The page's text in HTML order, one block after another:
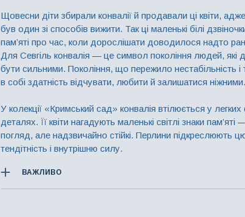
Щовесни діти збирали конвалії й продавали ці квіти,
був один зі способів вижити. Так ці маленькі білі
пам’яті про час, коли дорослішати доводилося надто
Для Севгіль конвалія — це символ покоління людей, які
бути сильними. Покоління, що пережило нестабільність
в собі здатність відчувати, любити й залишатися ніжними.
У колекції «Кримський сад» конвалія втілюється у
деталях. Її квіти нагадують маленькі світлі знаки пам’яті
погляд, але надзвичайно стійкі. Перлини підкреслюють
тендітність і внутрішню силу.
ВАЖЛИВО